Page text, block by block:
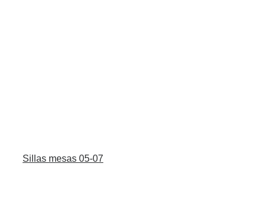
Sillas mesas 05-07